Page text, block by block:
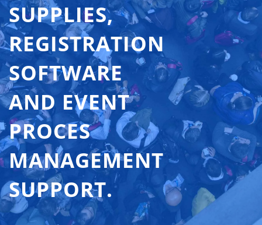
SUPPLIES,
REGISTRATION
SOFTWARE
AND EVENT
PROCES
MANAGEMENT
SUPPORT.